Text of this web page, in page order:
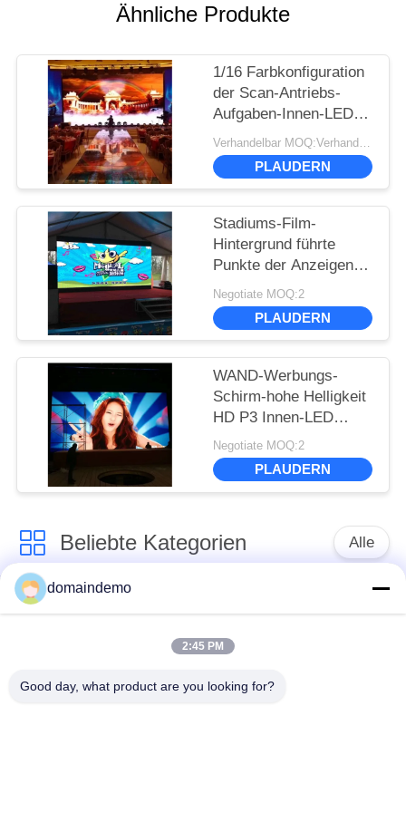
Ähnliche Produkte
1/16 Farbkonfiguration
der Scan-Antriebs-
Aufgaben-Innen-LED
Videoder wand-3.9mm
der Neigungs-1R1G1B
PLAUDERN
Stadiums-Film-
Hintergrund führte
Punkte der Anzeigen-
Videowand-P3
111111/Sqm-Pixel-
Dichte
Negotiate MOQ:2
PLAUDERN
WAND-Werbungs-
Schirm-hohe Helligkeit
HD P3 Innen-LED
Video3 - 15m
Betrachtungs-Abstand
Negotiate MOQ:2
PLAUDERN
Beliebte Kategorien Alle
LED-Display mit
Werbe -LED -Anzeige
farbenreiche geführte
kleines Pixel -Pitch -
domaindemo
2:45 PM
Good day, what product are you looking for?